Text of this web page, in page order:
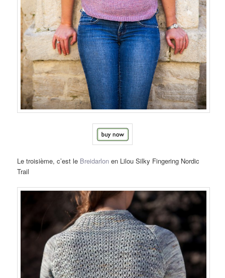
Le troisième, c’est le Breidarlon en Lilou Silky Fingering Nordic
Trail